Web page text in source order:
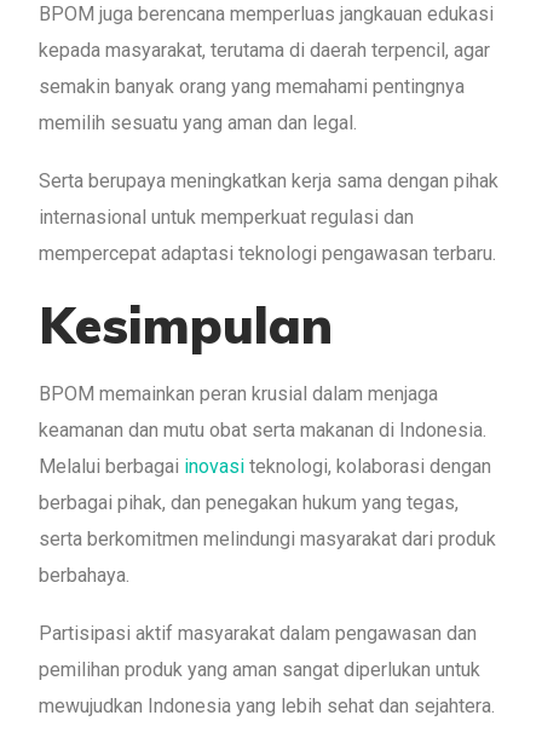
BPOM juga berencana memperluas jangkauan edukasi
kepada masyarakat, terutama di daerah terpencil, agar
semakin banyak orang yang memahami pentingnya
memilih sesuatu yang aman dan legal.
Serta berupaya meningkatkan kerja sama dengan pihak
internasional untuk memperkuat regulasi dan
mempercepat adaptasi teknologi pengawasan terbaru.
Kesimpulan
BPOM memainkan peran krusial dalam menjaga
keamanan dan mutu obat serta makanan di Indonesia.
Melalui berbagai inovasi teknologi, kolaborasi dengan
berbagai pihak, dan penegakan hukum yang tegas,
serta berkomitmen melindungi masyarakat dari produk
berbahaya.
Partisipasi aktif masyarakat dalam pengawasan dan
pemilihan produk yang aman sangat diperlukan untuk
mewujudkan Indonesia yang lebih sehat dan sejahtera.